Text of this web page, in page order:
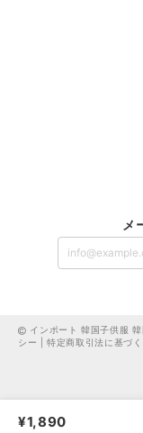
メ
インポート 韓国子供服
シー
|特定商取引法に基づく
¥1,890